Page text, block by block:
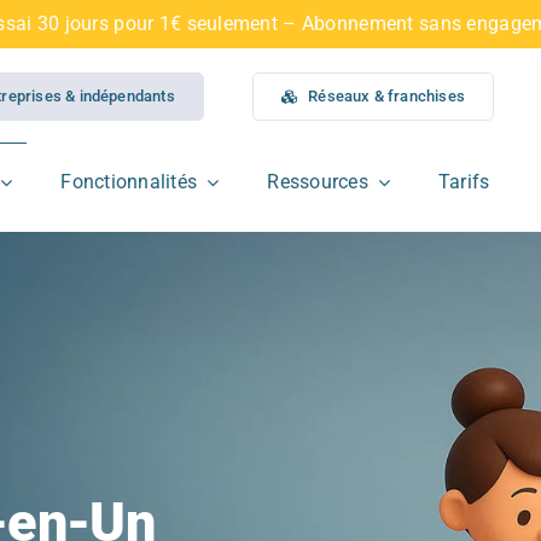
30 jours pour 1€ seulement – Abonnement sans
& indépendants Réseaux & franchises
Conciergerie airbnb Conciergerie multi
Fonctionnalités
Facturation
Ressources
Agence Web
Tarifs
Un